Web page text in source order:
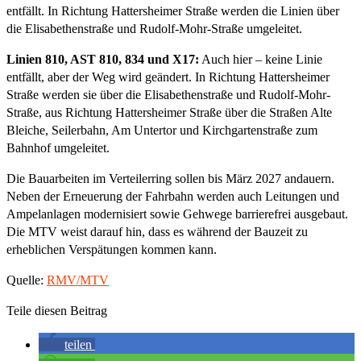
entfällt. In Richtung Hattersheimer Straße werden die Linien über
die Elisabethenstraße und Rudolf-Mohr-Straße umgeleitet.
Linien 810, AST 810, 834 und X17: Auch hier – keine Linie
entfällt, aber der Weg wird geändert. In Richtung Hattersheimer
Straße werden sie über die Elisabethenstraße und Rudolf-Mohr-
Straße, aus Richtung Hattersheimer Straße über die Straßen Alte
Bleiche, Seilerbahn, Am Untertor und Kirchgartenstraße zum
Bahnhof umgeleitet.
Die Bauarbeiten im Verteilerring sollen bis März 2027 andauern.
Neben der Erneuerung der Fahrbahn werden auch Leitungen und
Ampelanlagen modernisiert sowie Gehwege barrierefrei ausgebaut.
Die MTV weist darauf hin, dass es während der Bauzeit zu
erheblichen Verspätungen kommen kann.
Quelle: RMV/MTV
Teile diesen Beitrag
teilen